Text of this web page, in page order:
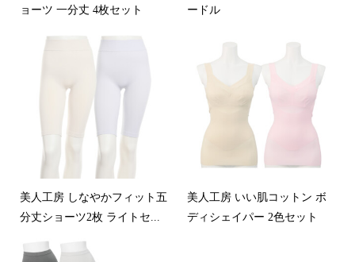
ョーツ 一分丈 4枚セット
ードル
美人工房 しなやかフィット五
分丈ショーツ2枚 ライトセ...
美人工房 いい肌コットン ボ
ディシェイパー 2色セット